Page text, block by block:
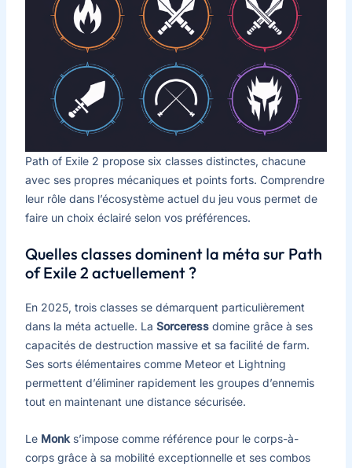
Path of Exile 2 propose six classes distinctes, chacune
avec ses propres mécaniques et points forts. Comprendre
leur rôle dans l’écosystème actuel du jeu vous permet de
faire un choix éclairé selon vos préférences.
Quelles classes dominent la méta sur Path
of Exile 2 actuellement ?
En 2025, trois classes se démarquent particulièrement
dans la méta actuelle. La Sorceressdomine grâce à ses
capacités de destruction massive et sa facilité de farm.
Ses sorts élémentaires comme Meteor et Lightning
permettent d’éliminer rapidement les groupes d’ennemis
tout en maintenant une distance sécurisée.
Le Monks’impose comme référence pour le corps-à-
corps grâce à sa mobilité exceptionnelle et ses combos